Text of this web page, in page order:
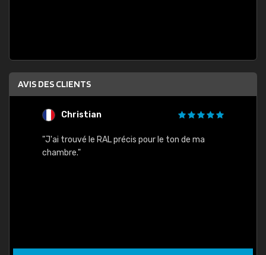
AVIS DES CLIENTS
Christian
"J'ai trouvé le RAL précis pour le ton de ma
chambre."